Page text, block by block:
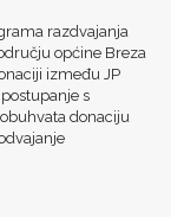
razdvajanja
općine Breza
između JP
s
donaciju